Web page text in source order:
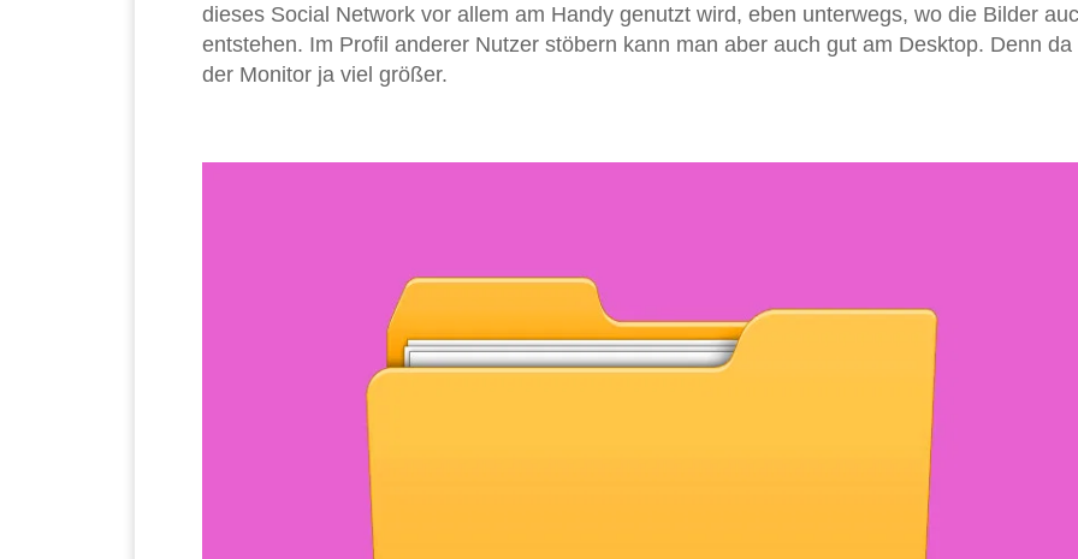
dieses Social Network vor allem am Handy genutzt wird, eben unterwegs, wo die Bilder
entstehen. Im Profil anderer Nutzer stöbern kann man aber auch gut am Desktop. Denn da
der Monitor ja viel größer.